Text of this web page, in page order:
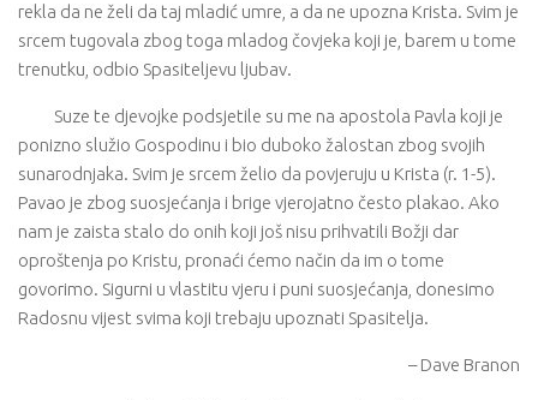
rekla da ne želi da taj mladić umre, a da ne upozna Krista. Svim je
srcem tugovala zbog toga mladog čovjeka koji je, barem u tome
trenutku, odbio Spasiteljevu ljubav.
Suze te djevojke podsjetile su me na apostola Pavla koji je
ponizno služio Gospodinu i bio duboko žalostan zbog svojih
sunarodnjaka. Svim je srcem želio da povjeruju u Krista (r. 1-5).
Pavao je zbog suosjećanja i brige vjerojatno često plakao. Ako
nam je zaista stalo do onih koji još nisu prihvatili Božji dar
oproštenja po Kristu, pronaći ćemo način da im o tome
govorimo. Sigurni u vlastitu vjeru i puni suosjećanja, donesimo
Radosnu vijest svima koji trebaju upoznati Spasitelja.
– Dave Branon